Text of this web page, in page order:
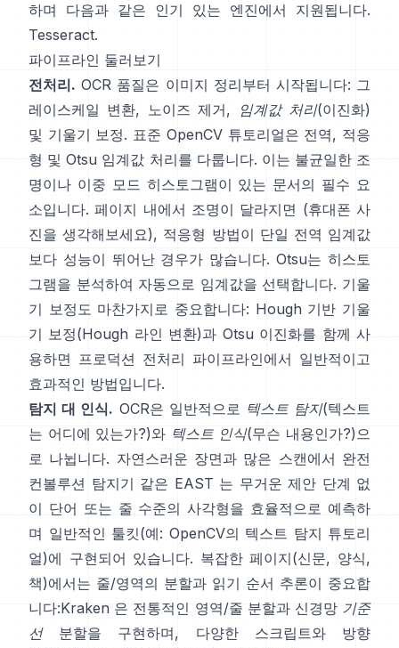
하며 다음과 같은 인기 있는 엔진에서 지원됩니다.
Tesseract.
파이프라인 둘러보기
전처리. OCR 품질은 이미지 정리부터 시작됩니다: 그
레이스케일 변환, 노이즈 제거,
임계값 처리(이진화)
및 기울기 보정. 표준 OpenCV 튜토리얼은 전역, 적응
형 및 Otsu 임계값 처리를 다룹니다. 이는 불균일한 조
명이나 이중 모드 히스토그램이 있는 문서의 필수 요
소입니다. 페이지 내에서 조명이 달라지면 (휴대폰 사
진을 생각해보세요), 적응형 방법이 단일 전역 임계값
보다 성능이 뛰어난 경우가 많습니다. Otsu는 히스토
그램을 분석하여 자동으로 임계값을 선택합니다. 기울
기 보정도 마찬가지로 중요합니다: Hough 기반 기울
기 보정(Hough 라인 변환)과 Otsu 이진화를 함께 사
용하면 프로덕션 전처리 파이프라인에서 일반적이고
효과적인 방법입니다.
탐지 대 인식. OCR은 일반적으로 텍스트 탐지(텍스트
는 어디에 있는가?)와 텍스트 인식(무슨 내용인가?)으
로 나뉩니다. 자연스러운 장면과 많은 스캔에서 완전
컨볼루션 탐지기 같은 EAST 는 무거운 제안 단계 없
이 단어 또는 줄 수준의 사각형을 효율적으로 예측하
며 일반적인 툴킷(예: OpenCV의 텍스트 탐지 튜토리
얼)에 구현되어 있습니다. 복잡한 페이지(신문, 양식,
책)에서는 줄/영역의 분할과 읽기 순서 추론이 중요합
니다:Kraken 은 전통적인 영역/줄 분할과 신경망 기준
선분할을 구현하며, 다양한 스크립트와 방향